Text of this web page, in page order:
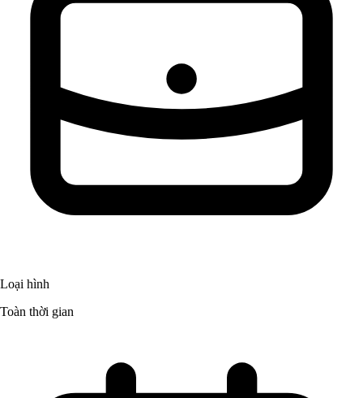
Loại hình
Toàn thời gian